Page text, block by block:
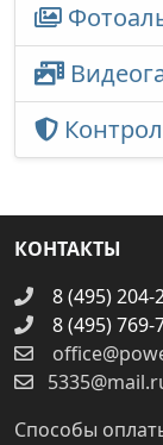
КОНТАКТЫ
8 (495) 204-
8 (495) 769-
Способы